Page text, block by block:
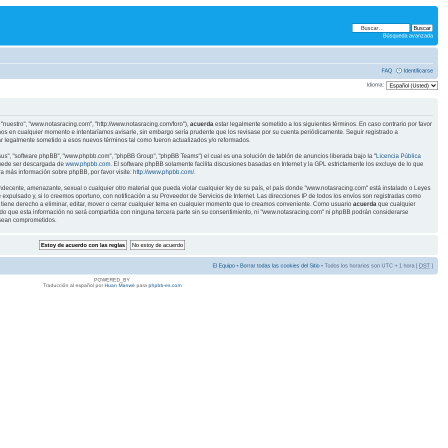
Búsqueda avanzada
FAQ Identificarse
Idioma:
"www.notasracing.com", "http://www.notasracing.com/foro"), acuerda estar legalmente sometido a los siguientes términos. En caso contrario por favor
en cualquier momento e intentaríamos avisarle, sin embargo sería prudente que los revisase por su cuenta periódicamente. Seguir registrado a
legalmente sometido a esos nuevos términos tal como fueron actualizados y/o reformados.
"software phpBB", "www.phpbb.com", "phpBB Group", "phpBB Teams") el cual es una solución de tablón de anuncios liberada bajo la "Licencia Pública
ser descargada de www.phpbb.com. El software phpBB solamente facilita discusiones basadas en Internet y la GPL estrictamente los excluye de lo que
más información sobre phpBB, por favor visite: http://www.phpbb.com/.
amenazante, sexual o cualquier otro material que pueda violar cualquier ley de su país, el país donde "www.notasracing.com" está instalado o Leyes
y, si lo creemos oportuno, con notificación a su Proveedor de Servicios de Internet. Las direcciones IP de todos los envíos son registradas como
derecho a eliminar, editar, mover o cerrar cualquier tema en cualquier momento que lo creamos conveniente. Como usuario acuerda que cualquier
que esta información no será compartida con ninguna tercera parte sin su consentimiento, ni "www.notasracing.com" ni phpBB podrán considerarse
comprometidos.
El Equipo • Borrar todas las cookies del Sitio • Todos los horarios son UTC + 1 hora [ DST ]
POWERED_BY
Traducción al español porHuan Manwë para phpbb-es.com